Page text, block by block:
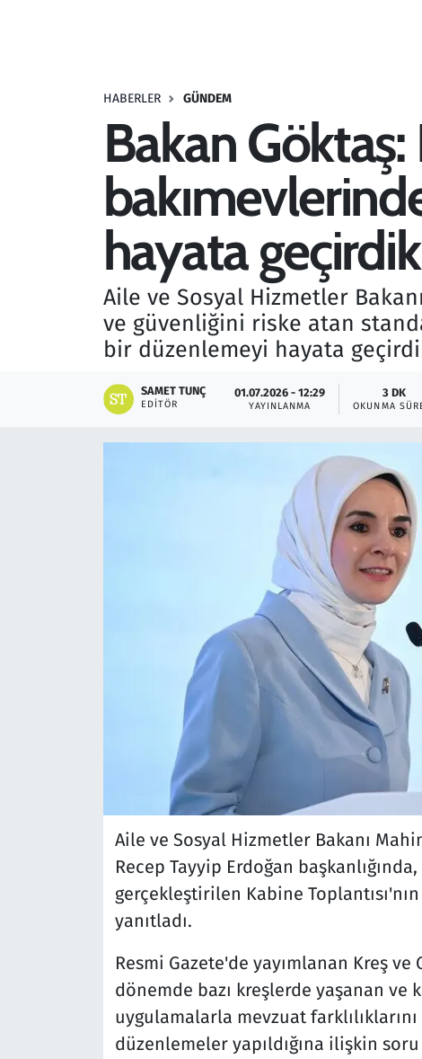
HABERLER GÜNDEM
Bakan
hayata geçirdik
Aile ve Sosyal Hizmetler
ve güvenliğini riske atan
bir düzenlemeyi hayata
SAMET TUNÇ
EDITÖR
01.07.2026 - 12:29
YAYINLANMA
3 DK
OKUNMA
Aile ve Sosyal Hizmetler Bakanı
Recep Tayyip Erdoğan
gerçekleştirilen Kabine
yanıtladı.
Resmi Gazete'de yayımlanan Kreş
dönemde bazı kreşlerde yaşanan ve
uygulamalarla mevzuat
düzenlemeler yapıldığına ilişkin
Savunma Sanayi
Seçim 2023
Teknoloji ve Bilim
Televizyon